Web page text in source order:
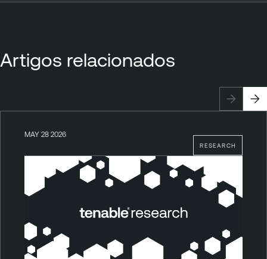
Artigos relacionados
RESEARCH
MAY 28 2026